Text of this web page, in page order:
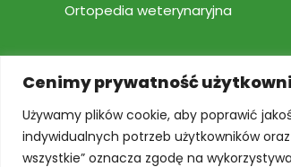
Cenimy prywatność
Używamy plików cookie, aby poprawić
indywidualnych potrzeb użytkowników
wszystkie” oznacza zgodę na
Ortopedia weterynaryjna
Copyright © 2026 Amicus